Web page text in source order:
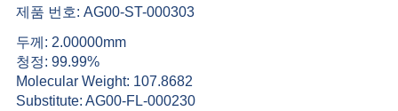
제품 번호: AG00-ST-000303
두께: 2.00000mm
청정: 99.99%
Molecular Weight: 107.8682
Substitute: AG00-FL-000230